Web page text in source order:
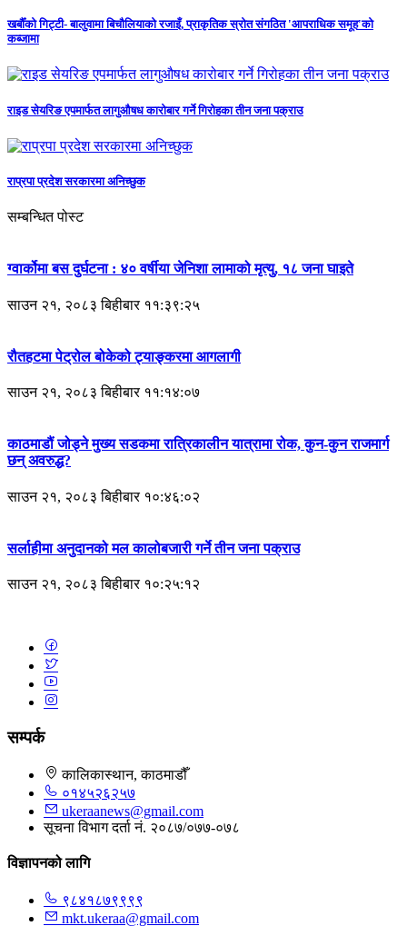
खर्बौँको गिट्टी- बालुवामा बिचौलियाको रजाइँ, प्राकृतिक स्रोत संगठित 'आपराधिक समूह'को
कब्जामा
राइड सेयरिङ एपमार्फत लागुऔषध कारोबार गर्ने गिरोहका तीन जना पक्राउ
राप्रपा प्रदेश सरकारमा अनिच्छुक
सम्बन्धित पोस्ट
ग्वार्कोमा बस दुर्घटना : ४० वर्षीया जेनिशा लामाको मृत्यु, १८ जना घाइते
साउन २१, २०८३ बिहीबार ११:३९:२५
रौतहटमा पेट्रोल बोकेको ट्याङ्करमा आगलागी
साउन २१, २०८३ बिहीबार ११:१४:०७
काठमाडौं जोड्ने मुख्य सडकमा रात्रिकालीन यात्रामा रोक, कुन-कुन राजमार्ग
छन् अवरुद्ध?
साउन २१, २०८३ बिहीबार १०:४६:०२
सर्लाहीमा अनुदानको मल कालोबजारी गर्ने तीन जना पक्राउ
साउन २१, २०८३ बिहीबार १०:२५:१२
सम्पर्क
कालिकास्थान, काठमाडौँ
०१४५२६२५७
ukeraanews@gmail.com
सूचना विभाग दर्ता नं. २०८७/०७७-०७८
विज्ञापनको लागि
९८४१८७९९९९
mkt.ukeraa@gmail.com